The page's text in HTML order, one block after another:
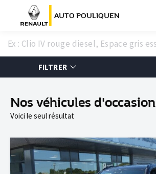
AUTO POULIQUEN
FILTRER
Nos véhicules d'occasion
Voici le seul résultat